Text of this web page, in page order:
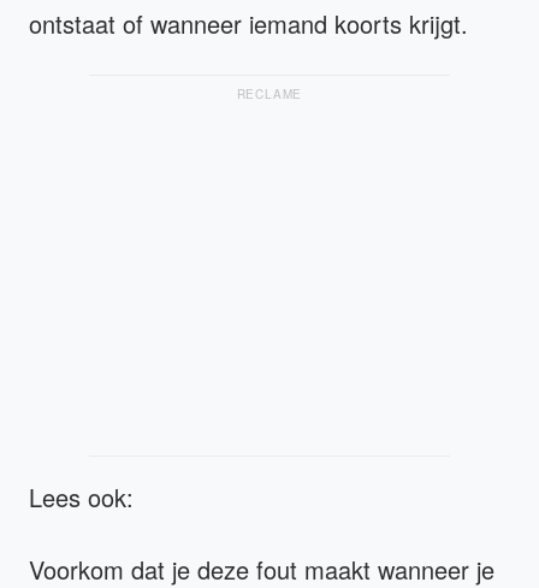
ontstaat of wanneer iemand koorts krijgt.
RECLAME
Lees ook:
Voorkom dat je deze fout maakt wanneer je